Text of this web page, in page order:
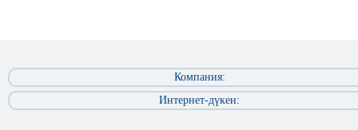
Компания:
Интернет-дүкен: